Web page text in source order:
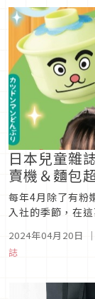
日本兒童雜
賣機＆麵包
每年4月除了有粉
入社的季節，在
富又精采。像是
或是蓋飯屋也都
販賣機又該有多
2024年04月20日 ｜
誌